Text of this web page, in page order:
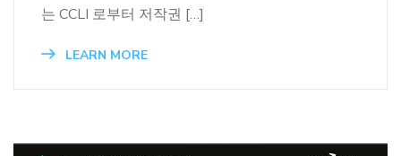
는 CCLI 로부터 저작권 […]
LEARN MORE